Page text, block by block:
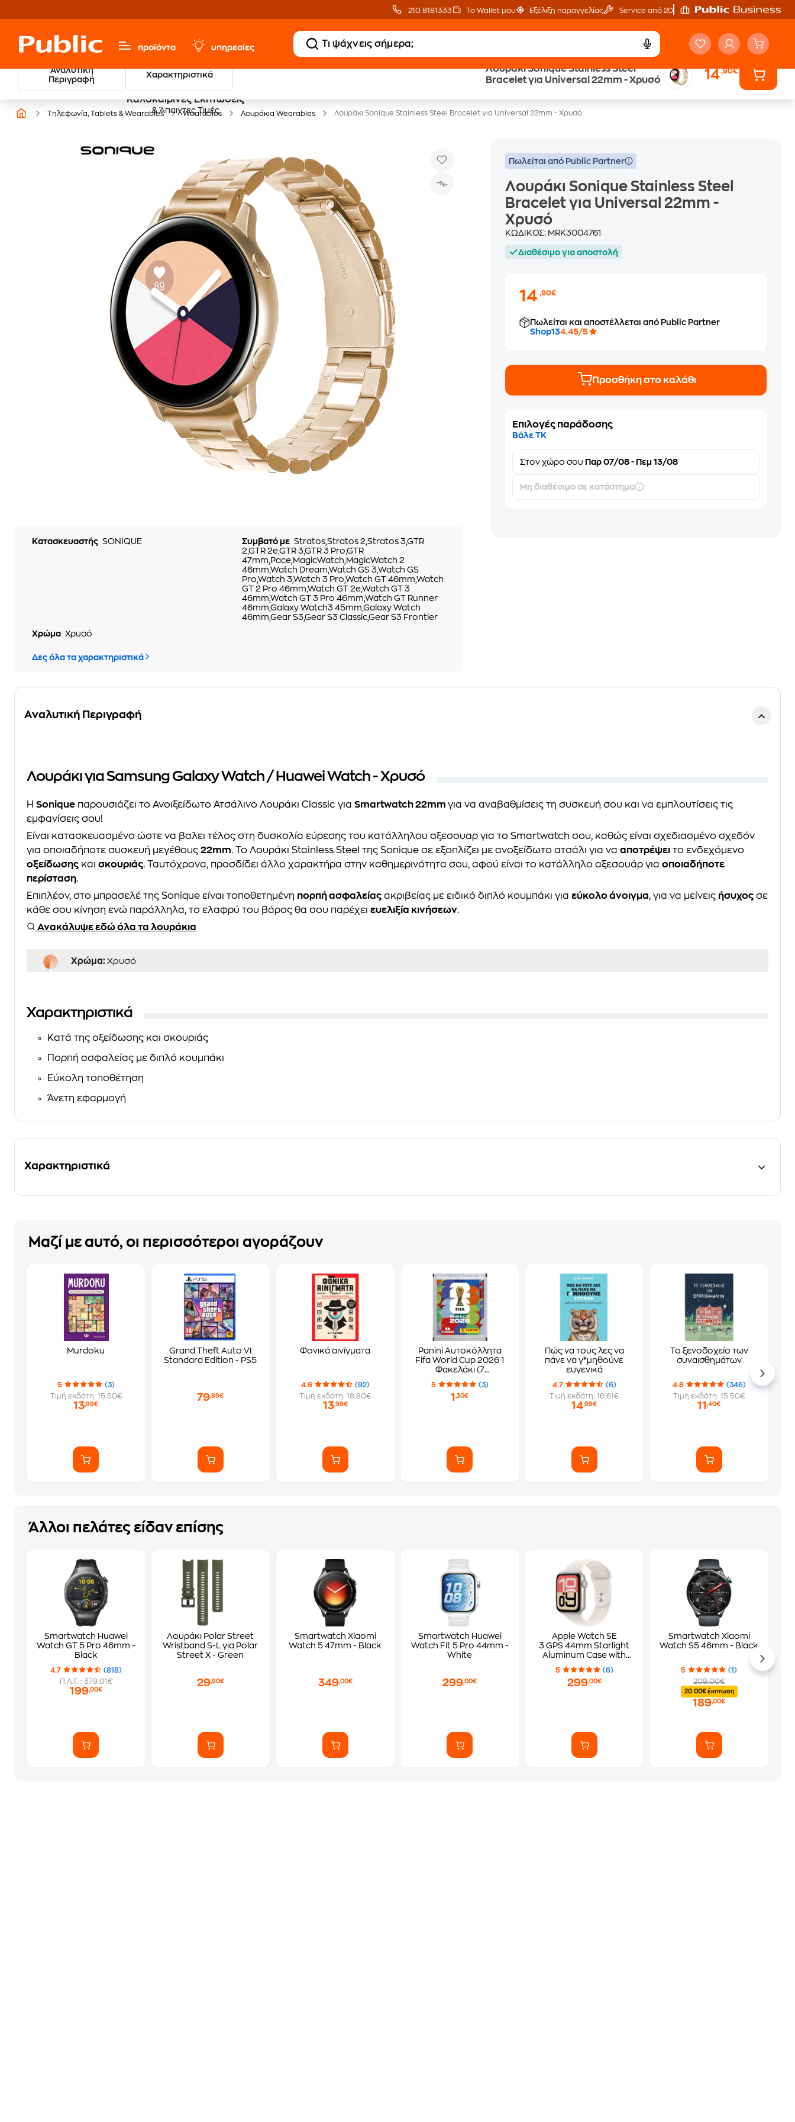
210 8181333 Το Wallet μου Εξέλιξη παραγγελίας Service από 20'
προϊόντα υπηρεσίες
Αναλυτική
Περιγραφή
Χαρακτηριστικά
Λουράκι Sonique Stainless Steel
Bracelet για Universal 22mm - Χρυσό
14,90€
Καλοκαιρινές Εκπτώσεις
& Άπαιχτες Τιμές
Δωρεάν BoxNow Trade & Save
Τηλεφωνία, Tablets & Wearables Wearables Λουράκια Wearables Λουράκι Sonique Stainless Steel Bracelet για Universal 22mm - Χρυσό
Κατασκευαστής SONIQUE Συμβατό με Stratos,Stratos 2,Stratos 3,GTR
2,GTR 2e,GTR 3,GTR 3 Pro,GTR
47mm,Pace,MagicWatch,MagicWatch 2
46mm,Watch Dream,Watch GS 3,Watch GS
Pro,Watch 3,Watch 3 Pro,Watch GT 46mm,Watch
GT 2 Pro 46mm,Watch GT 2e,Watch GT 3
46mm,Watch GT 3 Pro 46mm,Watch GT Runner
46mm,Galaxy Watch3 45mm,Galaxy Watch
46mm,Gear S3,Gear S3 Classic,Gear S3 Frontier
Χρώμα Χρυσό
Δες όλα τα χαρακτηριστικά
Πωλείται από Public Partner
Λουράκι Sonique Stainless Steel
Bracelet για Universal 22mm -
Χρυσό
ΚΩΔΙΚΟΣ: MRK3004761
Διαθέσιμο για αποστολή
14,90€
Πωλείται και αποστέλλεται από Public Partner
Shop134.45/5
Προσθήκη στο καλάθι
Επιλογές παράδοσης
Βάλε ΤΚ
Στονχώρο σου Παρ 07/08 - Πεμ 13/08
Μη διαθέσιμο σε κατάστημα
Αναλυτική Περιγραφή
Λουράκι για Samsung Galaxy Watch / Huawei Watch - Χρυσό
Η Sonique παρουσιάζει το Ανοιξείδωτο Ατσάλινο Λουράκι Classic για Smartwatch 22mm για να αναβαθμίσεις τη συσκευή σου και να εμπλουτίσεις τις
εμφανίσεις σου!
Είναι κατασκευασμένο ώστε να βαλει τέλος στη δυσκολία εύρεσης του κατάλληλου αξεσουαρ για το Smartwatch σου, καθώς είναι σχεδιασμένο σχεδόν
για οποιαδήποτε συσκευή μεγέθους 22mm. Το Λουράκι Stainless Steel της Sonique σε εξοπλίζει με ανοξείδωτο ατσάλι για να αποτρέψει το ενδεχόμενο
οξείδωσης και σκουριάς. Ταυτόχρονα, προσδίδει άλλο χαρακτήρα στην καθημερινότητα σου, αφού είναι το κατάλληλο αξεσουάρ για οποιαδήποτε
περίσταση.
Επιπλέον, στο μπρασελέ της Sonique είναι τοποθετημένη πορπή ασφαλείας ακριβείας με ειδικό διπλό κουμπάκι για εύκολο άνοιγμα, για να μείνεις ήσυχος σε
κάθε σου κίνηση ενώ παράλληλα, το ελαφρύ του βάρος θα σου παρέχει ευελιξία κινήσεων.
Ανακάλυψε εδώ όλα τα λουράκια
Χρώμα: Χρυσό
Χαρακτηριστικά
Κατά της οξείδωσης και σκουριάς
Πορπή ασφαλείας με διπλό κουμπάκι
Εύκολη τοποθέτηση
Άνετη εφαρμογή
Χαρακτηριστικά
Μαζί με αυτό, οι περισσότεροι αγοράζουν
Murdoku
5
(3)
Τιμή εκδότη: 15.50€
13,99€
Grand Theft Auto VI
Standard Edition - PS5
79,89€
Φονικά αινίγματα
4.6
(92)
Τιμή εκδότη: 18.80€
13,99€
Panini Αυτοκόλλητα
Fifa World Cup 2026 1
Φακελάκι (7
Αυτοκόλλητα)
5 (3)
1,30€
Πώς να τους λες να
πάνε να γ*μηθούνε
ευγενικά
4.7
(6)
Τιμή εκδότη: 16.61€
14,99€
Το ξενοδοχείο των
συναισθημάτων
4.8
(346)
Τιμή εκδότη: 15.50€
11,40€
Άλλοι πελάτες είδαν επίσης
Smartwatch Huawei
Watch GT 5 Pro 46mm -
Black
4.7
(818)
Π.Λ.Τ. : 379.01€
199,00€
Λουράκι Polar Street
Wristband S-L για Polar
Street X - Green
29,90€
Smartwatch Xiaomi
Watch 5 47mm - Black
349,00€
Smartwatch Huawei
Watch Fit 5 Pro 44mm -
White
299,00€
Apple Watch SE
3 GPS 44mm Starlight
Aluminum Case with
Starlight Sport Band -
S/M
5 (6)
299,00€
Smartwatch Xiaomi
Watch S5 46mm - Black
5
(1)
209.00€
20.00€ έκπτωση
189,00€